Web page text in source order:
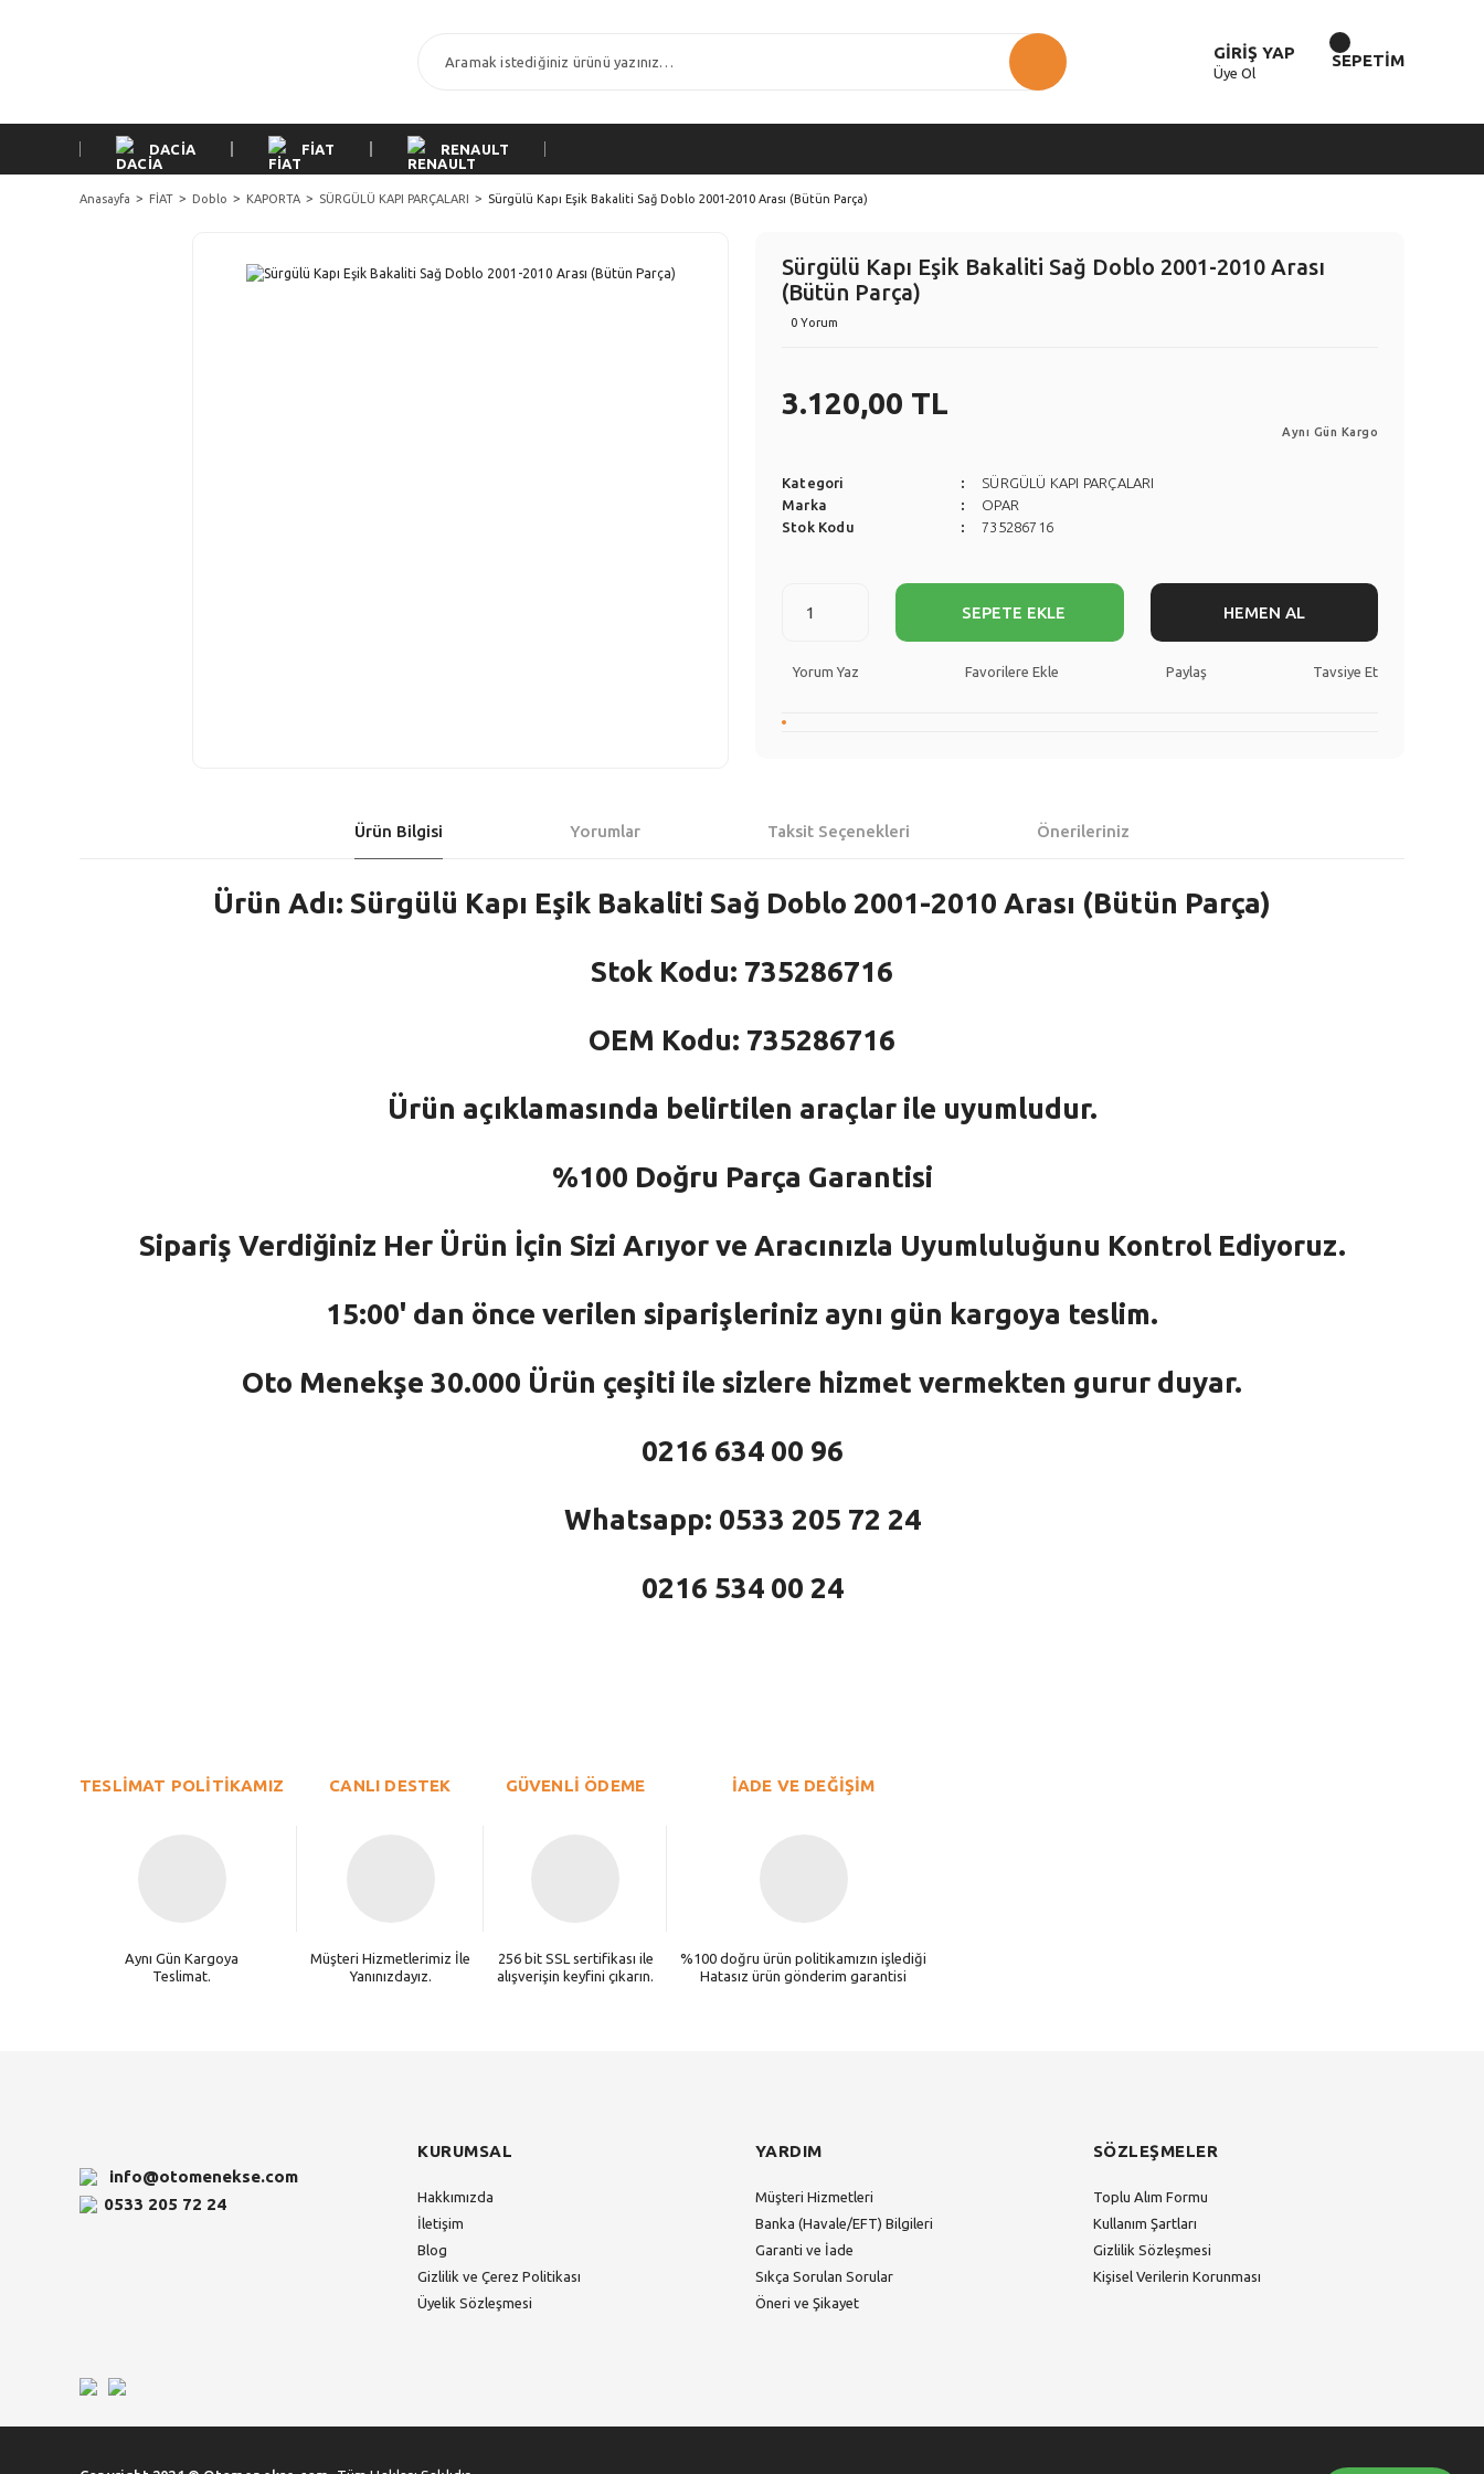
GİRİŞ YAP
Üye Ol
SEPETİM
DACİA FİAT RENAULT
Anasayfa FİAT Doblo KAPORTA SÜRGÜLÜ KAPI PARÇALARI Sürgülü Kapı Eşik Bakaliti Sağ Doblo 2001-2010 Arası (Bütün Parça)
Sürgülü Kapı Eşik Bakaliti Sağ Doblo 2001-2010 Arası
(Bütün Parça)
0 Yorum
3.120,00 TL
Aynı Gün Kargo
Kategori
SÜRGÜLÜ KAPI PARÇALARI
Marka
OPAR
Stok Kodu
735286716
SEPETE EKLE HEMEN AL
Yorum Yaz Paylaş Tavsiye Et
Ürün Bilgisi Yorumlar Taksit Seçenekleri Önerileriniz
Ürün Adı: Sürgülü Kapı Eşik Bakaliti Sağ Doblo 2001-2010 Arası (Bütün Parça)
Stok Kodu: 735286716
OEM Kodu: 735286716
Ürün açıklamasında belirtilen araçlar ile uyumludur.
%100 Doğru Parça Garantisi
Sipariş Verdiğiniz Her Ürün İçin Sizi Arıyor ve Aracınızla Uyumluluğunu Kontrol Ediyoruz.
15:00' dan önce verilen siparişleriniz aynı gün kargoya teslim.
Oto Menekşe 30.000 Ürün çeşiti ile sizlere hizmet vermekten gurur duyar.
0216 634 00 96
Whatsapp: 0533 205 72 24
0216 534 00 24
Ürün açıklamasında eksik bilgiler bulunuyor.
TESLİMAT POLİTİKAMIZ
Aynı Gün Kargoya
Teslimat.
CANLI DESTEK
Müşteri Hizmetlerimiz İle
Yanınızdayız.
GÜVENLİ ÖDEME
256 bit SSL sertifikası ile
alışverişin keyfini çıkarın.
İADE VE DEĞİŞİM
%100 doğru ürün politikamızın işlediği
Hatasız ürün gönderim garantisi
info@otomenekse.com
0533 205 72 24
KURUMSAL
Hakkımızda
İletişim
Blog
Gizlilik ve Çerez Politikası
Üyelik Sözleşmesi
YARDIM
Müşteri Hizmetleri
Banka (Havale/EFT) Bilgileri
Garanti ve İade
Sıkça Sorulan Sorular
Öneri ve Şikayet
SÖZLEŞMELER
Toplu Alım Formu
Kullanım Şartları
Gizlilik Sözleşmesi
Kişisel Verilerin Korunması